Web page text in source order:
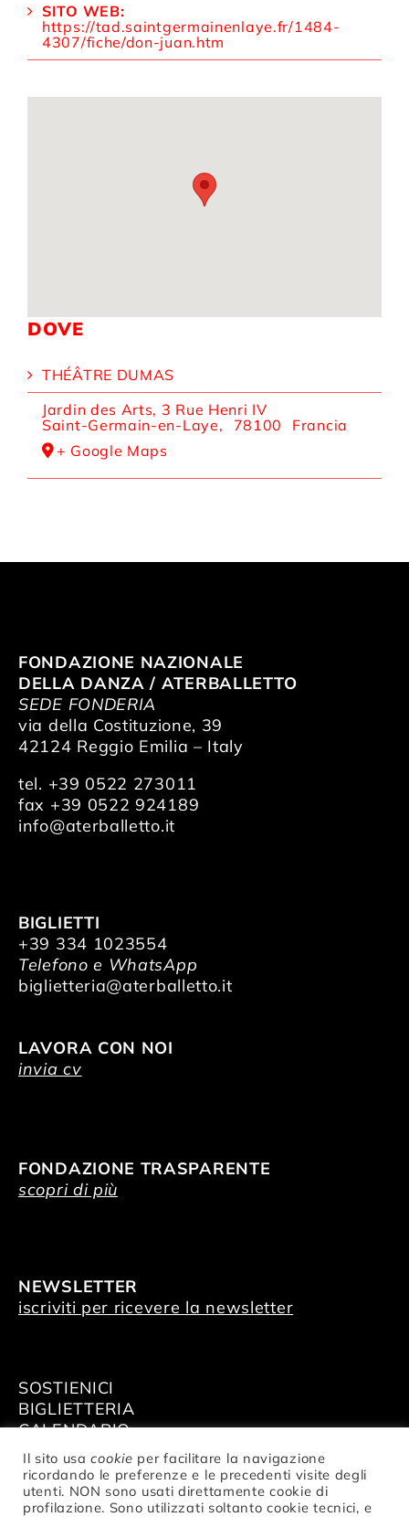
SITO WEB:
https://tad.saintgermainenlaye.fr/1484-
4307/fiche/don-juan.htm
DOVE
THÉÂTRE DUMAS
Jardin des Arts, 3 Rue Henri IV
Saint-Germain-en-Laye, 78100
Francia
+ Google Maps
FONDAZIONE NAZIONALE
DELLA DANZA / ATERBALLETTO
SEDE FONDERIA
via della Costituzione, 39
42124 Reggio Emilia – Italy
tel. +39 0522 273011
fax +39 0522 924189
info@aterballetto.it
BIGLIETTI
+39 334 1023554
Telefono e WhatsApp
biglietteria@aterballetto.it
LAVORA CON NOI
invia cv
FONDAZIONE TRASPARENTE
scopri di più
NEWSLETTER
iscriviti per ricevere la newsletter
SOSTIENICI
BIGLIETTERIA
CALENDARIO
AFFITTA GLI SPAZI
Il sito usacookie per facilitare la navigazione
ricordando le preferenze e le precedenti visite degli
utenti. NON sono usati direttamente cookie di
profilazione. Sono utilizzati soltanto cookie tecnici, e